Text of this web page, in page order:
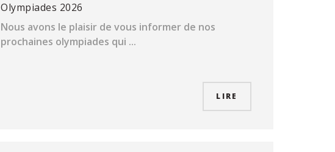
Olympiades 2026
Nous avons le plaisir de vous informer de nos
prochaines olympiades qui ...
LIRE